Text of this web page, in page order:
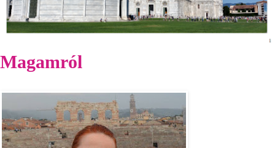
Magamról